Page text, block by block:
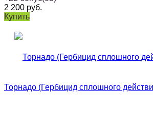
2 200 руб.
Купить
Торнадо (Гербицид сплошного